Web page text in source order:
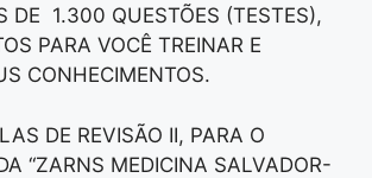
DE 1.300 QUESTÕES (TESTES),
PARA VOCÊ TREINAR E
CONHECIMENTOS.
DE REVISÃO II, PARA O
“ZARNS MEDICINA SALVADOR-